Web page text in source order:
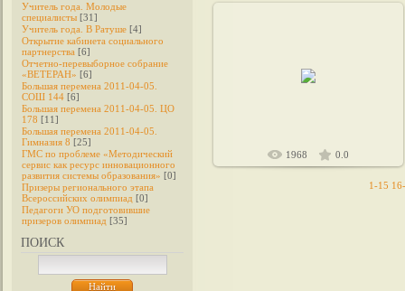
Учитель года. Молодые
специалисты [31]
Учитель года. В Ратуше [4]
Открытие кабинета социального
партнерства [6]
Отчетно-перевыборное собрание
«ВЕТЕРАН» [6]
Большая перемена 2011-04-05.
СОШ 144 [6]
Большая перемена 2011-04-05. ЦО
178 [11]
Большая перемена 2011-04-05.
Гимназия 8 [25]
ГМС по проблеме «Методический
сервис как ресурс инновационного
развития системы образования» [0]
Призеры регионального этапа
Всероссийских олимпиад [0]
Педагоги УО подготовившие
призеров олимпиад [35]
ПОИСК
1968 0.0
1-15